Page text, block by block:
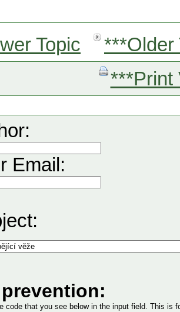
Topic
***Older
***Print
Email:
code that you see below in the input field. This